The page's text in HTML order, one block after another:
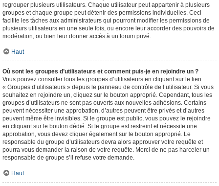
regrouper plusieurs utilisateurs. Chaque utilisateur peut appartenir à plusieurs
groupes et chaque groupe peut détenir des permissions individuelles. Ceci
facilite les tâches aux administrateurs qui pourront modifier les permissions de
plusieurs utilisateurs en une seule fois, ou encore leur accorder des pouvoirs de
modération, ou bien leur donner accès à un forum privé.
Haut
Où sont les groupes d’utilisateurs et comment puis-je en rejoindre un ?
Vous pouvez consulter tous les groupes d’utilisateurs en cliquant sur le lien
« Groupes d’utilisateurs » depuis le panneau de contrôle de l’utilisateur. Si vous
souhaitez en rejoindre un, cliquez sur le bouton approprié. Cependant, tous les
groupes d’utilisateurs ne sont pas ouverts aux nouvelles adhésions. Certains
peuvent nécessiter une approbation, d’autres peuvent être privés et d’autres
peuvent même être invisibles. Si le groupe est public, vous pouvez le rejoindre
en cliquant sur le bouton dédié. Si le groupe est restreint et nécessite une
approbation, vous devez cliquer également sur le bouton approprié. Le
responsable du groupe d’utilisateurs devra alors approuver votre requête et
pourra vous demander la raison de votre requête. Merci de ne pas harceler un
responsable de groupe s’il refuse votre demande.
Haut